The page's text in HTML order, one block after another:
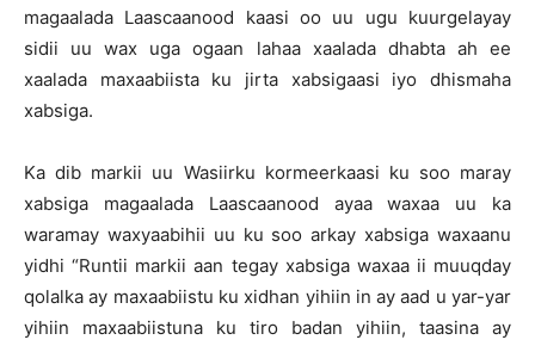
magaalada Laascaanood kaasi oo uu ugu kuurgelayay
sidii uu wax uga ogaan lahaa xaalada dhabta ah ee
xaalada maxaabiista ku jirta xabsigaasi iyo dhismaha
xabsiga.
Ka dib markii uu Wasiirku kormeerkaasi ku soo maray
xabsiga magaalada Laascaanood ayaa waxaa uu ka
waramay waxyaabihii uu ku soo arkay xabsiga waxaanu
yidhi “Runtii markii aan tegay xabsiga waxaa ii muuqday
qolalka ay maxaabiistu ku xidhan yihiin in ay aad u yar-yar
yihiin maxaabiistuna ku tiro badan yihiin, taasina ay